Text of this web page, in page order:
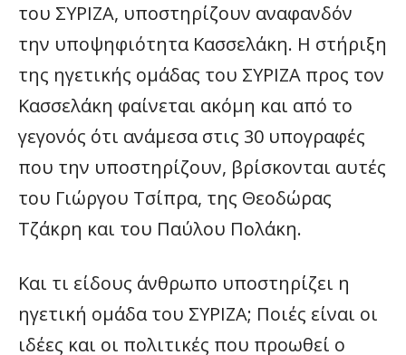
του ΣΥΡΙΖΑ, υποστηρίζουν αναφανδόν
την υποψηφιότητα Κασσελάκη. Η στήριξη
της ηγετικής ομάδας του ΣΥΡΙΖΑ προς τον
Κασσελάκη φαίνεται ακόμη και από το
γεγονός ότι ανάμεσα στις 30 υπογραφές
που την υποστηρίζουν, βρίσκονται αυτές
του Γιώργου Τσίπρα, της Θεοδώρας
Τζάκρη και του Παύλου Πολάκη.
Και τι είδους άνθρωπο υποστηρίζει η
ηγετική ομάδα του ΣΥΡΙΖΑ; Ποιές είναι οι
ιδέες και οι πολιτικές που προωθεί ο